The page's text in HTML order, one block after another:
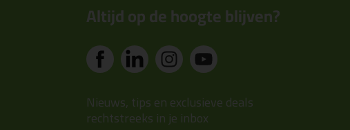
Altijd op de hoogte blijven?
Nieuws, tips en exclusieve deals
rechtstreeks in je inbox